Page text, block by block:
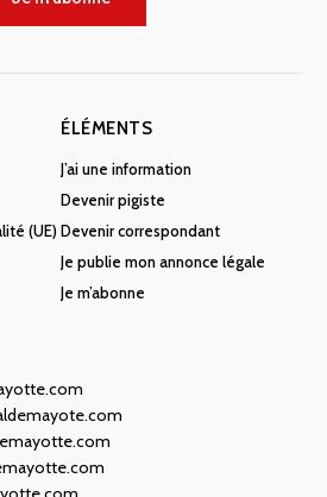
(UE)
ÉLÉMENTS
J’ai une information
Devenir pigiste
Devenir correspondant
Je publie mon annonce légale
Je m’abonne